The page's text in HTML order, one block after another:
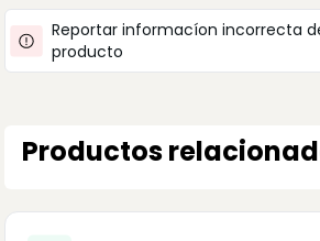
Reportar informacíon incorrecta
producto
Productos